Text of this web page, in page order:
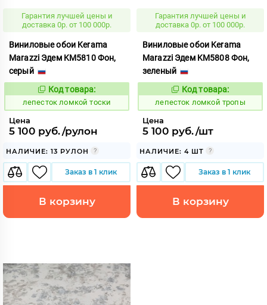
Гарантия лучшей цены и
доставка 0р. от 100 000р.
Виниловые обои Kerama
Marazzi Эдем KM5810 Фон,
серый
865481
Код товара:
лепесток ломкой тоски
Цена
5 100 руб./рулон
НАЛИЧИЕ: 13 РУЛОН
Заказ в 1 клик
В корзину
Гарантия лучшей цены и
доставка 0р. от 100 000р.
Виниловые обои Kerama
Marazzi Эдем KM5808 Фон,
зеленый
865483
Код товара:
лепесток ломкой тропы
Цена
5 100 руб./шт
НАЛИЧИЕ: 4 ШТ
Заказ в 1 клик
В корзину